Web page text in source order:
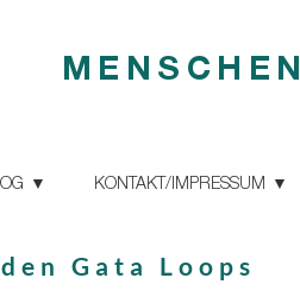
MENSCHEN
KONTAKT/IMPRESSUM
Gata Loops